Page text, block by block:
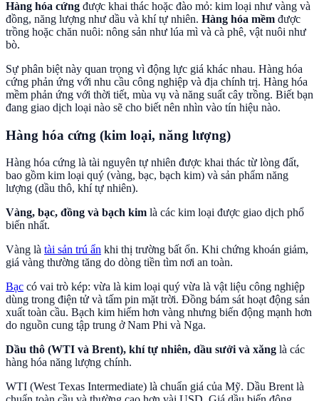
Hàng hóa cứng được khai thác hoặc đào mỏ: kim loại như vàng và
đồng, năng lượng như dầu và khí tự nhiên. Hàng hóa mềm được
trồng hoặc chăn nuôi: nông sản như lúa mì và cà phê, vật nuôi như
bò.
Sự phân biệt này quan trọng vì động lực giá khác nhau. Hàng hóa
cứng phản ứng với nhu cầu công nghiệp và địa chính trị. Hàng hóa
mềm phản ứng với thời tiết, mùa vụ và năng suất cây trồng. Biết bạn
đang giao dịch loại nào sẽ cho biết nên nhìn vào tín hiệu nào.
Hàng hóa cứng (kim loại, năng lượng)
Hàng hóa cứng là tài nguyên tự nhiên được khai thác từ lòng đất,
bao gồm kim loại quý (vàng, bạc, bạch kim) và sản phẩm năng
lượng (dầu thô, khí tự nhiên).
Vàng, bạc, đồng và bạch kim là các kim loại được giao dịch phổ
biến nhất.
Vàng là tài sản trú ẩn khi thị trường bất ổn. Khi chứng khoán giảm,
giá vàng thường tăng do dòng tiền tìm nơi an toàn.
Bạc có vai trò kép: vừa là kim loại quý vừa là vật liệu công nghiệp
dùng trong điện tử và tấm pin mặt trời. Đồng bám sát hoạt động sản
xuất toàn cầu. Bạch kim hiếm hơn vàng nhưng biến động mạnh hơn
do nguồn cung tập trung ở Nam Phi và Nga.
Dầu thô (WTI và Brent), khí tự nhiên, dầu sưởi và xăng là các
hàng hóa năng lượng chính.
WTI (West Texas Intermediate) là chuẩn giá của Mỹ. Dầu Brent là